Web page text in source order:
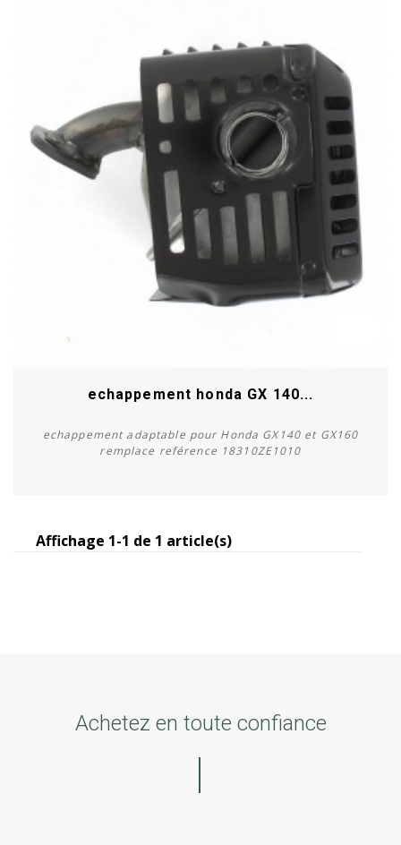
Acheter
echappement honda GX 140...
echappement adaptable pour Honda GX140 et GX160
remplace reférence 18310ZE1010
Affichage 1-1 de 1 article(s)
Achetez en toute confiance